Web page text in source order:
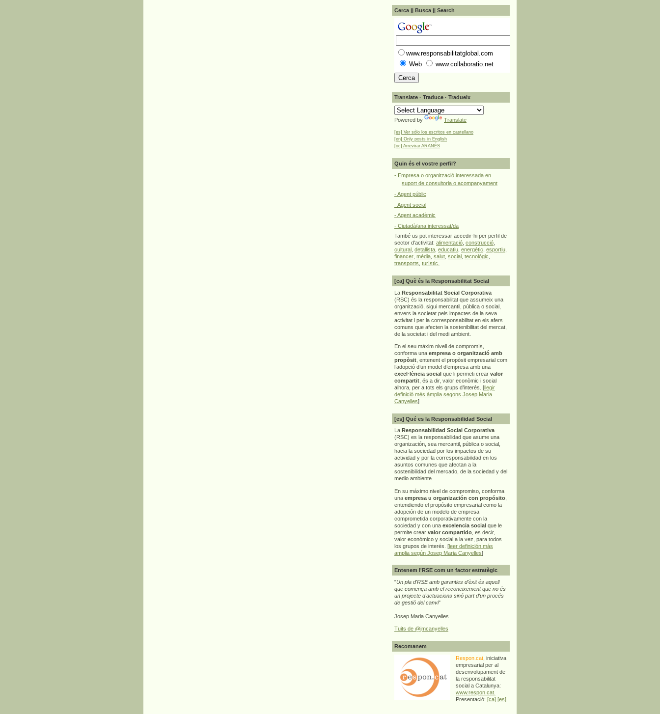
Cerca || Busca || Search
www.responsabilitatglobal.com
Web
www.collaboratio.net
Translate · Traduce · Tradueix
Powered by Translate
[es] Ver sólo los escritos en castellano
[en] Only posts in English
[oc] Arrevirar ARANÉS
Quin és el vostre perfil?
- Empresa o organització interessada en
suport de consultoria o acompanyament
- Agent públic
- Agent social
- Agent acadèmic
- Ciutadà/ana interessat/da
També us pot interessar accedir-hi per perfil de
sector d'activitat: alimentació construcció
cultural
detallista educatiu energètic esportiu
financer mèdia salut social tecnològic
transports turístic.
[ca] Què és la Responsabilitat Social
La Responsabilitat Social Corporativa
(RSC) és la responsabilitat que assumeix una
organització, sigui mercantil, pública o social,
envers la societat pels impactes de la seva
activitat i per la corresponsabilitat en els afers
comuns que afecten la sostenibilitat del mercat,
de la societat i del medi ambient.
En el seu màxim nivell de compromís,
conforma una empresa o organització amb
propòsit , entenent el propòsit empresarial com
l’adopció d’un model d’empresa amb una
excel·lència social que li permeti crear valor
compartit , és a dir, valor econòmic i social
alhora, per a tots els grups d’interès. [llegir
definició més àmplia segons Josep Maria
Canyelles]
[es] Qué es la Responsabilidad Social
La Responsabilidad Social Corporativa
(RSC) es la responsabilidad que asume una
organización, sea mercantil, pública o social,
hacia la sociedad por los impactos de su
actividad y por la corresponsabilidad en los
asuntos comunes que afectan a la
sostenibilidad del mercado, de la sociedad y del
medio ambiente.
En su máximo nivel de compromiso, conforma
una empresa u organización con propósito
entendiendo el propósito empresarial como la
adopción de un modelo de empresa
comprometida corporativamente con la
sociedad y con una excelencia social que le
permite crear valor compartido , es decir,
valor económico y social a la vez, para todos
los grupos de interés. [leer definición más
amplia según Josep Maria Canyelles]
Entenem l'RSE com un factor estratègic
"Un pla d'RSE amb garanties d'èxit és aquell
que comença amb el reconeixement que no és
un projecte d'actuacions sinó part d'un procés
de gestió del canvi"
Josep Maria Canyelles
Tuits de @jmcanyelles
Recomanem
Respon.cat , iniciativa
empresarial per al
desenvolupament de
la responsabilitat
social a Catalunya:
www.respon.cat.
Presentació:[ca] [es]